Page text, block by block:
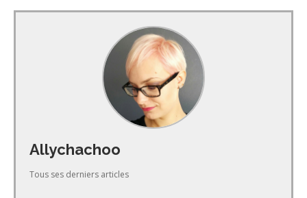
Allychachoo
Tous ses derniers articles